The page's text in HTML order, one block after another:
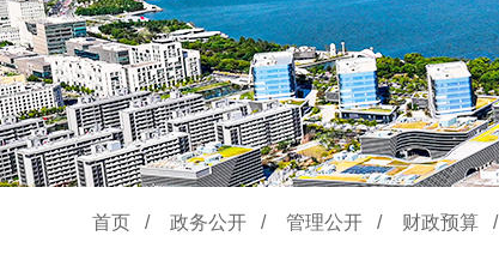
首页 / 政务公开 / 管理公开 / 财政预算 /